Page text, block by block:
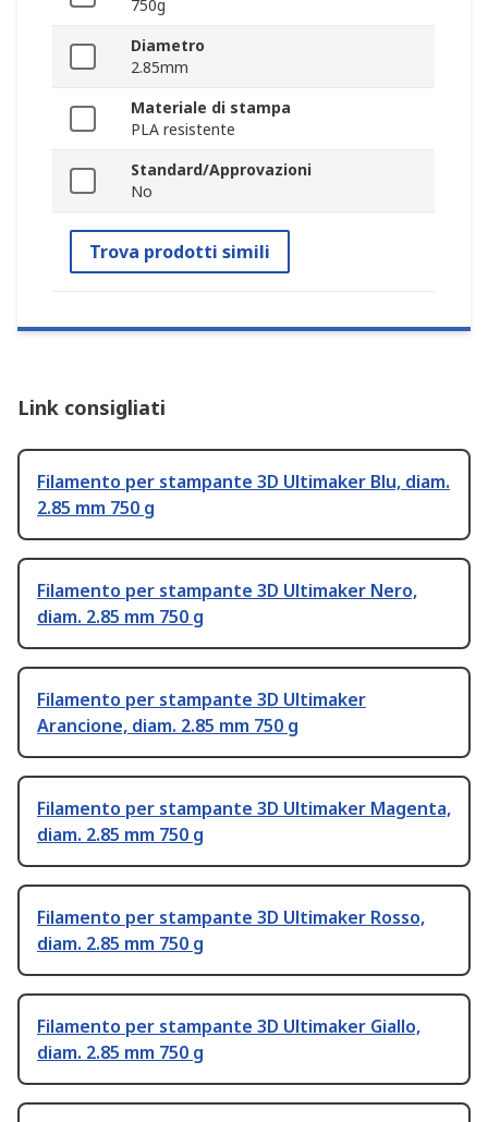
750g
Diametro
2.85mm
Materiale di stampa
PLA resistente
Standard/Approvazioni
No
Trova prodotti simili
Link consigliati
Filamento per stampante 3D Ultimaker Blu, diam.
2.85 mm 750 g
Filamento per stampante 3D Ultimaker Nero,
diam. 2.85 mm 750 g
Filamento per stampante 3D Ultimaker
Arancione, diam. 2.85 mm 750 g
Filamento per stampante 3D Ultimaker Magenta,
diam. 2.85 mm 750 g
Filamento per stampante 3D Ultimaker Rosso,
diam. 2.85 mm 750 g
Filamento per stampante 3D Ultimaker Giallo,
diam. 2.85 mm 750 g